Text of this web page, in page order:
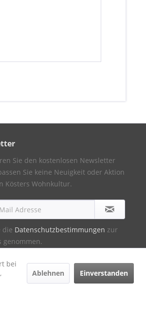
Sie den kostenlosen Newsletter
Sie keine Neuigkeit oder Aktion
Kösters Wohnkultur.
die Datenschutzbestimmungen zur
genommen.
bei
Ablehnen Einverstanden